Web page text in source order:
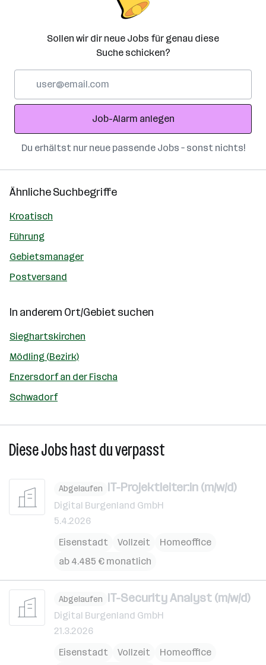
Sollen wir dir neue Jobs für genau diese
Suche schicken?
Adresse
Job-Alarm anlegen
Du erhältst nur neue passende Jobs – sonst nichts!
Ähnliche Suchbegriffe
Kroatisch
Führung
Gebietsmanager
Postversand
In anderem Ort/Gebiet suchen
Sieghartskirchen
Mödling (Bezirk)
Enzersdorf an der Fischa
Schwadorf
Diese Jobs hast du verpasst
Abgelaufen IT-Projektleiter:in (m/w/d)
Digital Burgenland GmbH
5.4.2026
Eisenstadt
Vollzeit
Homeoffice
ab 4.485 € monatlich
Abgelaufen IT-Security Analyst (m/w/d)
Digital Burgenland GmbH
21.3.2026
Eisenstadt
Vollzeit
Homeoffice